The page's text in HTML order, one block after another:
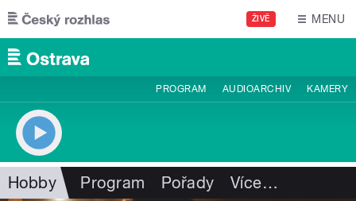
Přejít k hlavnímu obsahu
ŽIVĚ MENU
PROGRAM AUDIOARCHIV KAMERY
Hobby Program Pořady Více…